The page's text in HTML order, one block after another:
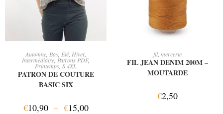
CHOIX DES OPTIONS
Automne Bas Eté Hiver,
Intermédiaire Patrons PDF,
Printemps S 4XL
PATRON DE COUTURE
BASIC SIX
€10,90 – €15,00
LIRE LA SUITE
fil, mercerie
FIL JEAN DENIM 200M –
MOUTARDE
€2,50